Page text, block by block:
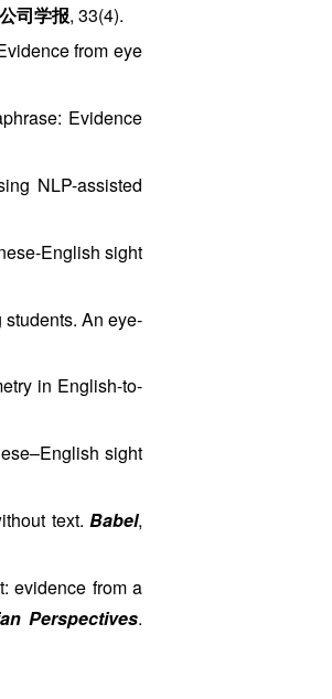
司学报, 33(4).
from eye
Evidence
NLP-assisted
English sight
An eye-
in English-to-
sight
text.Babel,
evidence from a
Perspectives.